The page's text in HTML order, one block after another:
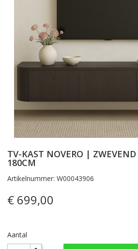
TV-KAST NOVERO |
180CM
Artikelnummer: W00043906
€ 699,00
Aantal